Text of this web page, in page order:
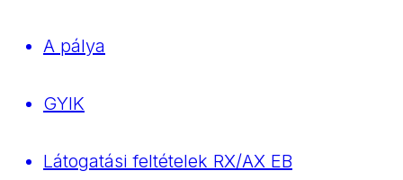
A pálya
GYIK
Látogatási feltételek RX/AX EB